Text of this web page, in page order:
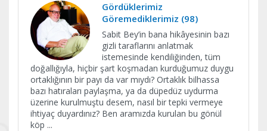
Gördüklerimiz
Göremediklerimiz (98)
Sabit Bey’in bana hikâyesinin bazı
gizli taraflarını anlatmak
istemesinde kendiliğinden, tüm
doğallığıyla, hiçbir şart koşmadan kurduğumuz duygu
ortaklığının bir payı da var mıydı? Ortaklık bilhassa
bazı hatıraları paylaşma, ya da düpedüz uydurma
üzerine kurulmuştu desem, nasıl bir tepki vermeye
ihtiyaç duyardınız? Ben aramızda kurulan bu gönül
köp ...